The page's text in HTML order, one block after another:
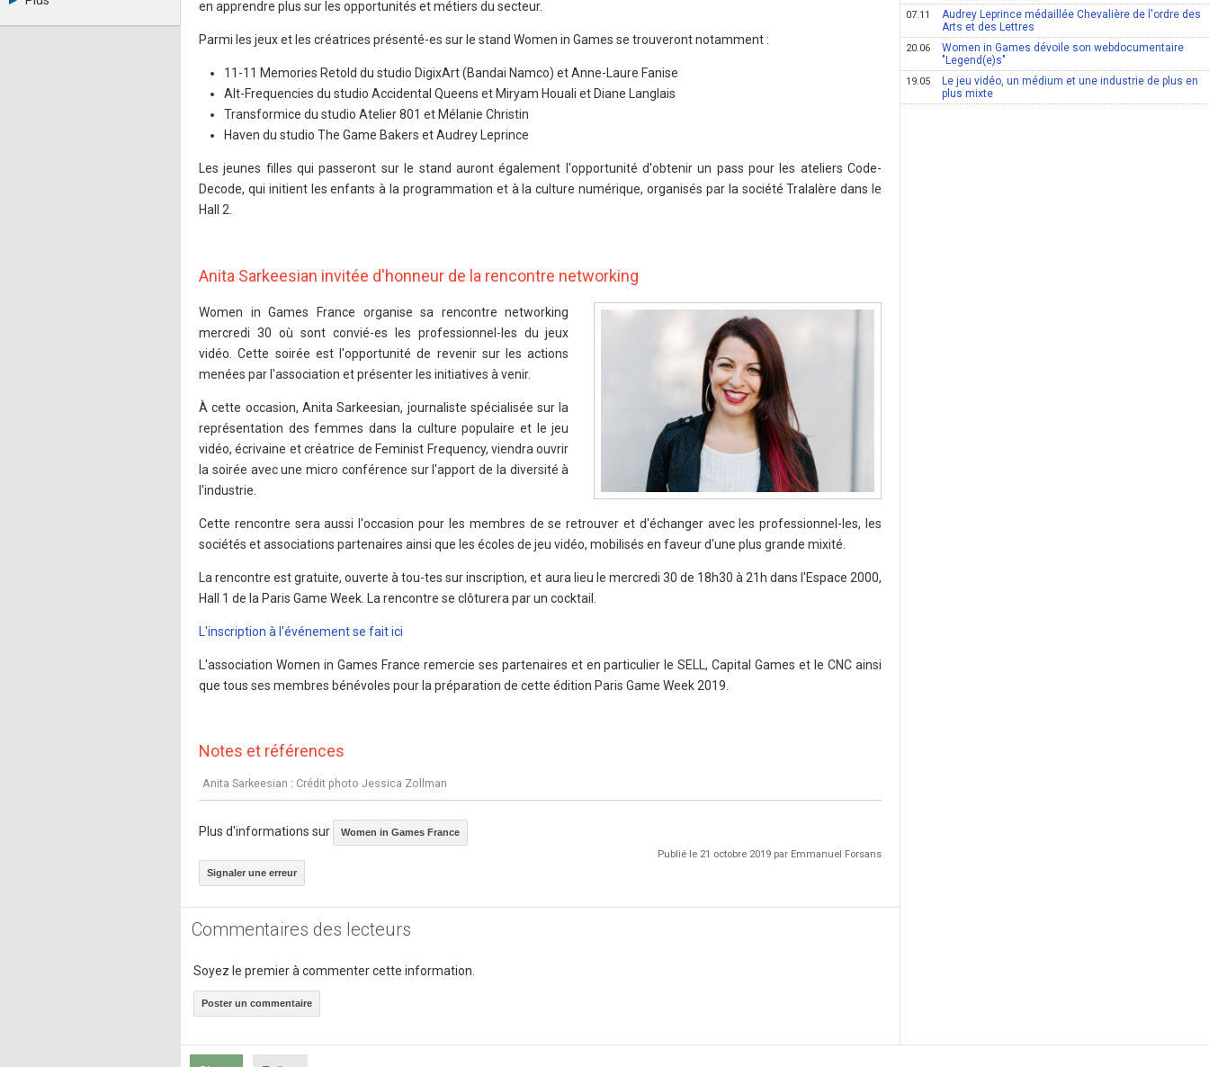
LinkedIn
Annonceurs
en apprendre plus sur les opportunités et métiers du secteur.
Parmi les jeux et les créatrices présenté-es sur le stand Women in Games se trouveront notamment :
11-11 Memories Retold du studio DigixArt (Bandai Namco) et Anne-Laure Fanise
Alt-Frequencies du studio Accidental Queens et Miryam Houali et Diane Langlais
Transformice du studio Atelier 801 et Mélanie Christin
Haven du studio The Game Bakers et Audrey Leprince
Les jeunes filles qui passeront sur le stand auront également l'opportunité d'obtenir un pass pour les ateliers Code-
Decode, qui initient les enfants à la programmation et à la culture numérique, organisés par la société Tralalère dans le
Hall 2.
Anita Sarkeesian invitée d'honneur de la rencontre networking
Women in Games France organise sa rencontre networking
mercredi 30 où sont convié-es les professionnel-les du jeux
vidéo. Cette soirée est l'opportunité de revenir sur les actions
menées par l'association et présenter les initiatives à venir.
À cette occasion, Anita Sarkeesian, journaliste spécialisée sur la
représentation des femmes dans la culture populaire et le jeu
vidéo, écrivaine et créatrice de Feminist Frequency, viendra ouvrir
la soirée avec une micro conférence sur l'apport de la diversité à
l'industrie.
Cette rencontre sera aussi l'occasion pour les membres de se retrouver et d'échanger avec les professionnel-les, les
sociétés et associations partenaires ainsi que les écoles de jeu vidéo, mobilisés en faveur d'une plus grande mixité.
La rencontre est gratuite, ouverte à tou-tes sur inscription, et aura lieu le mercredi 30 de 18h30 à 21h dans l'Espace 2000,
Hall 1 de la Paris Game Week. La rencontre se clôturera par un cocktail.
L'inscription à l'événement se fait ici
L'association Women in Games France remercie ses partenaires et en particulier le SELL, Capital Games et le CNC ainsi
que tous ses membres bénévoles pour la préparation de cette édition Paris Game Week 2019.
Notes et références
Anita Sarkeesian : Crédit photo Jessica Zollman
Plus d'informations sur Women in Games France
Publié le 21 octobre 2019 par Emmanuel Forsans
Signaler une erreur
Commentaires des lecteurs
Soyez le premier à commenter cette information.
Poster un commentaire
07.11
Audrey Leprince médaillée Chevalière de l'ordre des
Arts et des Lettres
20.06
Women in Games dévoile son webdocumentaire
"Legend(e)s"
19.05
Le jeu vidéo, un médium et une industrie de plus en
plus mixte